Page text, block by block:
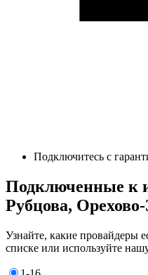
Подключитесь с
Подключенные к
Рубцова, Орехово-
Узнайте, какие провайдеры
списке или используйте